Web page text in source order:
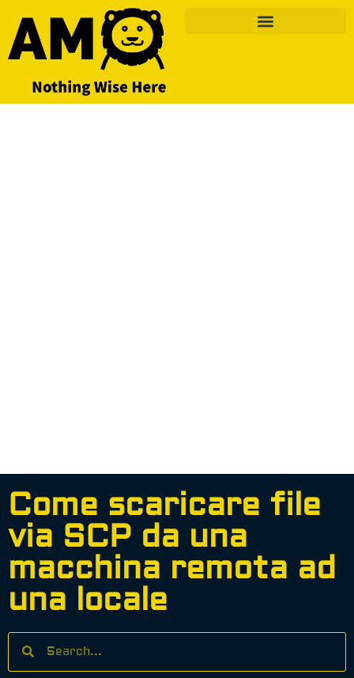
Come scaricare file
via SCP da una
macchina remota ad
una locale